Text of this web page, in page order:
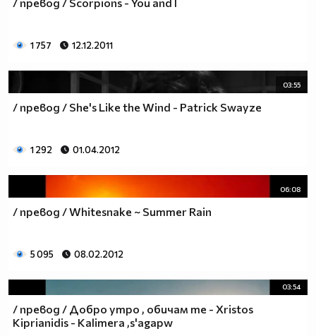
1 757 12.12.2011
03:55
/ превод / She's Like the Wind - Patrick Swayze
1 292 01.04.2012
06:08
/ превод / Whitesnake ~ Summer Rain
5 095 08.02.2012
03:54
/ превод / Добро утро , обичам те - Xristos
Kiprianidis - Kalimera ,s'agapw